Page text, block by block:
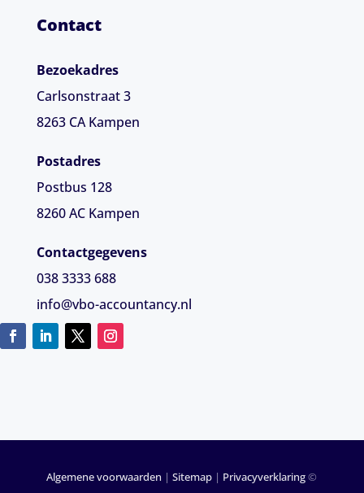
Contact
Bezoekadres
Carlsonstraat 3
8263 CA Kampen
Postadres
Postbus 128
8260 AC Kampen
Contactgegevens
038 3333 688
info@vbo-accountancy.nl
Algemene voorwaarden |Sitemap | Privacyverklaring©